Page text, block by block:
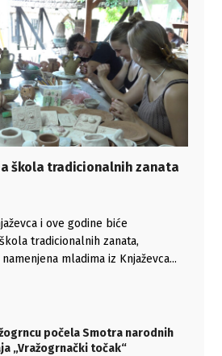
škola tradicionalnih zanata
i ove godine biće
tradicionalnih zanata,
mladima iz Knjaževca...
počela Smotra narodnih
„Vražogrnački točak“